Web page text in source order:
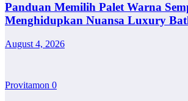
Panduan Memilih Palet Warna
Menghidupkan Nuansa Luxury
August 4, 2026
Provitamon 0